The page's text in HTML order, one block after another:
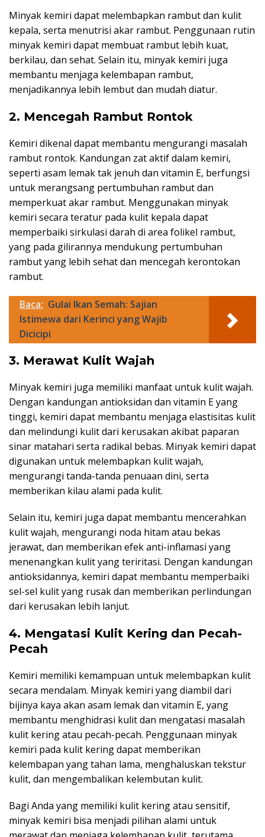
Minyak kemiri dapat melembapkan rambut dan kulit
kepala, serta menutrisi akar rambut. Penggunaan rutin
minyak kemiri dapat membuat rambut lebih kuat,
berkilau, dan sehat. Selain itu, minyak kemiri juga
membantu menjaga kelembapan rambut,
menjadikannya lebih lembut dan mudah diatur.
2. Mencegah Rambut Rontok
Kemiri dikenal dapat membantu mengurangi masalah
rambut rontok. Kandungan zat aktif dalam kemiri,
seperti asam lemak tak jenuh dan vitamin E, berfungsi
untuk merangsang pertumbuhan rambut dan
memperkuat akar rambut. Menggunakan minyak
kemiri secara teratur pada kulit kepala dapat
memperbaiki sirkulasi darah di area folikel rambut,
yang pada gilirannya mendukung pertumbuhan
rambut yang lebih sehat dan mencegah kerontokan
rambut.
Baca: Gulai Ikan Semah: Sajian
Istimewa dari Kerinci yang Wajib
Dicicipi
3. Merawat Kulit Wajah
Minyak kemiri juga memiliki manfaat untuk kulit wajah.
Dengan kandungan antioksidan dan vitamin E yang
tinggi, kemiri dapat membantu menjaga elastisitas kulit
dan melindungi kulit dari kerusakan akibat paparan
sinar matahari serta radikal bebas. Minyak kemiri dapat
digunakan untuk melembapkan kulit wajah,
mengurangi tanda-tanda penuaan dini, serta
memberikan kilau alami pada kulit.
Selain itu, kemiri juga dapat membantu mencerahkan
kulit wajah, mengurangi noda hitam atau bekas
jerawat, dan memberikan efek anti-inflamasi yang
menenangkan kulit yang teriritasi. Dengan kandungan
antioksidannya, kemiri dapat membantu memperbaiki
sel-sel kulit yang rusak dan memberikan perlindungan
dari kerusakan lebih lanjut.
4. Mengatasi Kulit Kering dan Pecah-
Pecah
Kemiri memiliki kemampuan untuk melembapkan kulit
secara mendalam. Minyak kemiri yang diambil dari
bijinya kaya akan asam lemak dan vitamin E, yang
membantu menghidrasi kulit dan mengatasi masalah
kulit kering atau pecah-pecah. Penggunaan minyak
kemiri pada kulit kering dapat memberikan
kelembapan yang tahan lama, menghaluskan tekstur
kulit, dan mengembalikan kelembutan kulit.
Bagi Anda yang memiliki kulit kering atau sensitif,
minyak kemiri bisa menjadi pilihan alami untuk